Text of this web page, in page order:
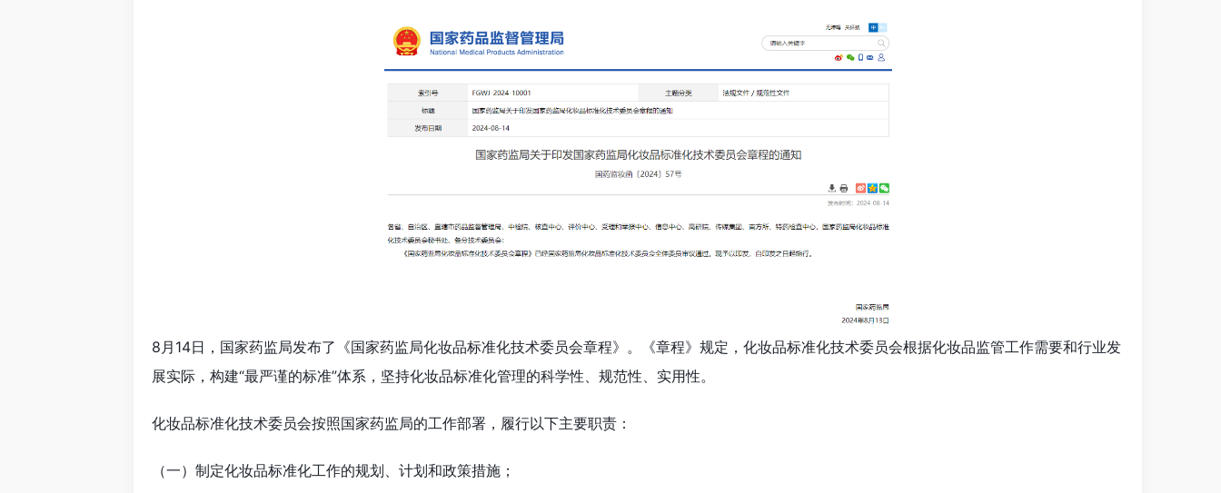
8月14日，国家药监局发布了《国家药监局化妆品标准化技术委员会章程》。《章程》规定，化妆品标准化技术委员会根据化妆品监管工作需要和行业发
展实际，构建“最严谨的标准”体系，坚持化妆品标准化管理的科学性、规范性、实用性。
化妆品标准化技术委员会按照国家药监局的工作部署，履行以下主要职责：
（一）制定化妆品标准化工作的规划、计划和政策措施；